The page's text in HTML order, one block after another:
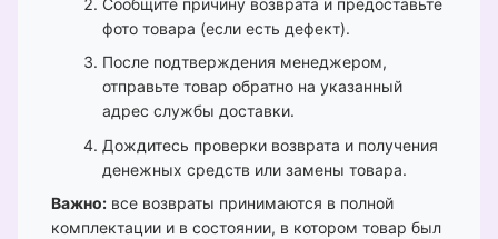
Сообщите причину возврата и предоставьте
фото товара (если есть дефект).
После подтверждения менеджером,
отправьте товар обратно на указанный
адрес службы доставки.
Дождитесь проверки возврата и получения
денежных средств или замены товара.
Важно: все возвраты принимаются в полной
комплектации и в состоянии, в котором товар был